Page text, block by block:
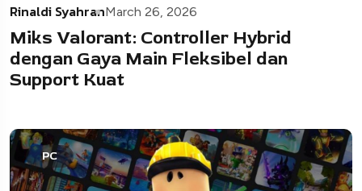
Rinaldi SyahranMarch 26, 2026
Miks Valorant: Controller Hybrid
dengan Gaya Main Fleksibel dan
Support Kuat
PC